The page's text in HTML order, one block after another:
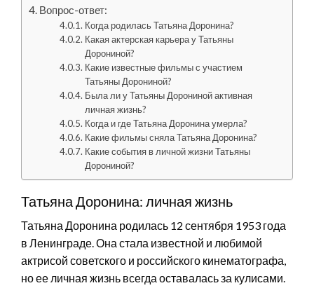
Вопрос-ответ:
Когда родилась Татьяна Доронина?
Какая актерская карьера у Татьяны
Дорониной?
Какие известные фильмы с участием
Татьяны Дорониной?
Была ли у Татьяны Дорониной активная
личная жизнь?
Когда и где Татьяна Доронина умерла?
Какие фильмы сняла Татьяна Доронина?
Какие события в личной жизни Татьяны
Дорониной?
Татьяна Доронина: личная жизнь
Татьяна Доронина родилась 12 сентября 1953 года
в Ленинграде. Она стала известной и любимой
актрисой советского и российского кинематографа,
но ее личная жизнь всегда оставалась за кулисами.